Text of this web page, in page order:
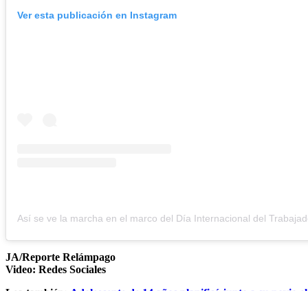
Ver esta publicación en Instagram
JA/Reporte Relámpago
Video: Redes Sociales